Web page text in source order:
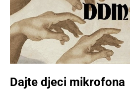
Dajte djeci mikrofona